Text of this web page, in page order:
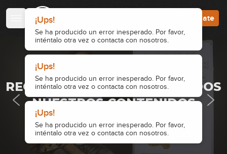
¡Ups!
Se ha producido un error inesperado. Por favor,
inténtalo otra vez o contacta con nosotros.
¡Ups!
Se ha producido un error inesperado. Por favor,
inténtalo otra vez o contacta con nosotros.
¡Ups!
Se ha producido un error inesperado. Por favor,
inténtalo otra vez o contacta con nosotros.
Regístrate
REGÍSTRATE Y ACCEDE A TODOS
NUESTROS CONTENIDOS
Accede Regístrate
08:02
II-V-I Menor: explicación teórica
8
13:28
II-V-I Menor: práctica